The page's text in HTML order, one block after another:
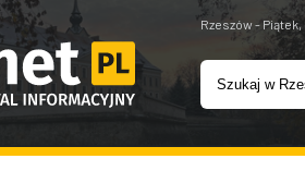
Rzeszów -